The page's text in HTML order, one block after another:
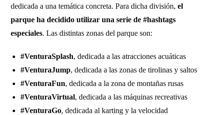
dedicada a una temática concreta. Para dicha división,el
parque ha decidido utilizar una serie de #hashtags
especiales. Las distintas zonas del parque son:
#VenturaSplash, dedicada a las atracciones acuáticas
#VenturaJump, dedicada a las zonas de tirolinas y saltos
#VenturaFun, dedicada a la zona de montañas rusas
#VenturaVirtual, dedicada a las máquinas recreativas
#VenturaGo, dedicada al karting y la velocidad